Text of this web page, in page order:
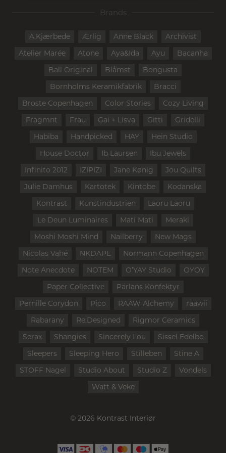
Brands
A.Kjærbede Ærlig Anne Black
Archivist
Atelier Marée
Atone Aya&Ida Ayu
Bacanha
Ball Original
Blåmst
Bongusta
Bornholms Keramikfabrik
Bracci
Broste Copenhagen
Color Stories
Cozy Living
Fragmnt
Frau Gai + Lisva Gitti
Gridelli
Habiba
Handpicked HAY
Hein Studio
House Doctor
Ib Laursen
Ibu Jewels
Infinito 2012
IZIPIZI Jane Kønig
Jou Quilts
Julie Damhus
Kartotek Kintobe
Kodanska
Kontrast
Kunstindustrien
Laoru Laoru
Le Deun Luminaires
Mati Mati
Meraki
Moshi Moshi Mind
Nailberry
New Mags
Nicolas Vahé
NKDAPE
Normann Copenhagen
Note Anecdote
NOTEM O’YAY Studio
OYOY
Paper Collective
Pärlans Konfektyr
Pernille Corydon
Pico RAAW Alchemy
raawii
Rabarany
Re:Designed
Rigmor Ceramics
Serax
Shangies Sincerely Lou
Sissel Edelbo
Sleepers
Sleeping Hero Stilleben
Stine A
STOFF Nagel
Studio About Studio Z
Vondels
Watt & Veke
© 2026 Kontrast Interiør